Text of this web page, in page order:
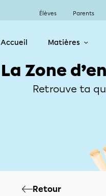
Élèves Parents
Accueil Matières
La Zone
Retrouve ta
Retour